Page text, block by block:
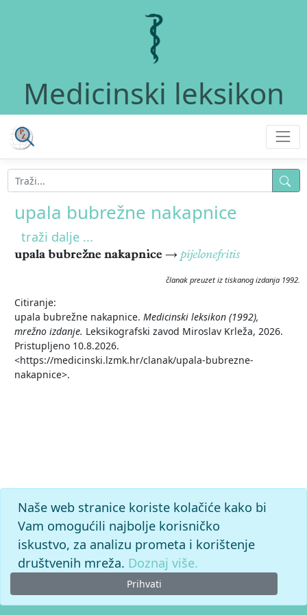
Medicinski leksikon
upala bubrežne nakapnice
traži dalje ...
upala bubrežne nakapnice → pijelonefritis
članak preuzet iz tiskanog izdanja 1992.
Citiranje:
upala bubrežne nakapnice. Medicinski leksikon (1992),
mrežno izdanje. Leksikografski zavod Miroslav Krleža, 2026.
Pristupljeno 10.8.2026.
<https://medicinski.lzmk.hr/clanak/upala-bubrezne-
nakapnice>.
Naše web stranice koriste kolačiće kako bi
Vam omogućili najbolje korisničko
iskustvo, za analizu prometa i korištenje
društvenih mreža. Doznaj više.
Prihvati
© 2026. -Leksikografski zavodMiroslav Krleža